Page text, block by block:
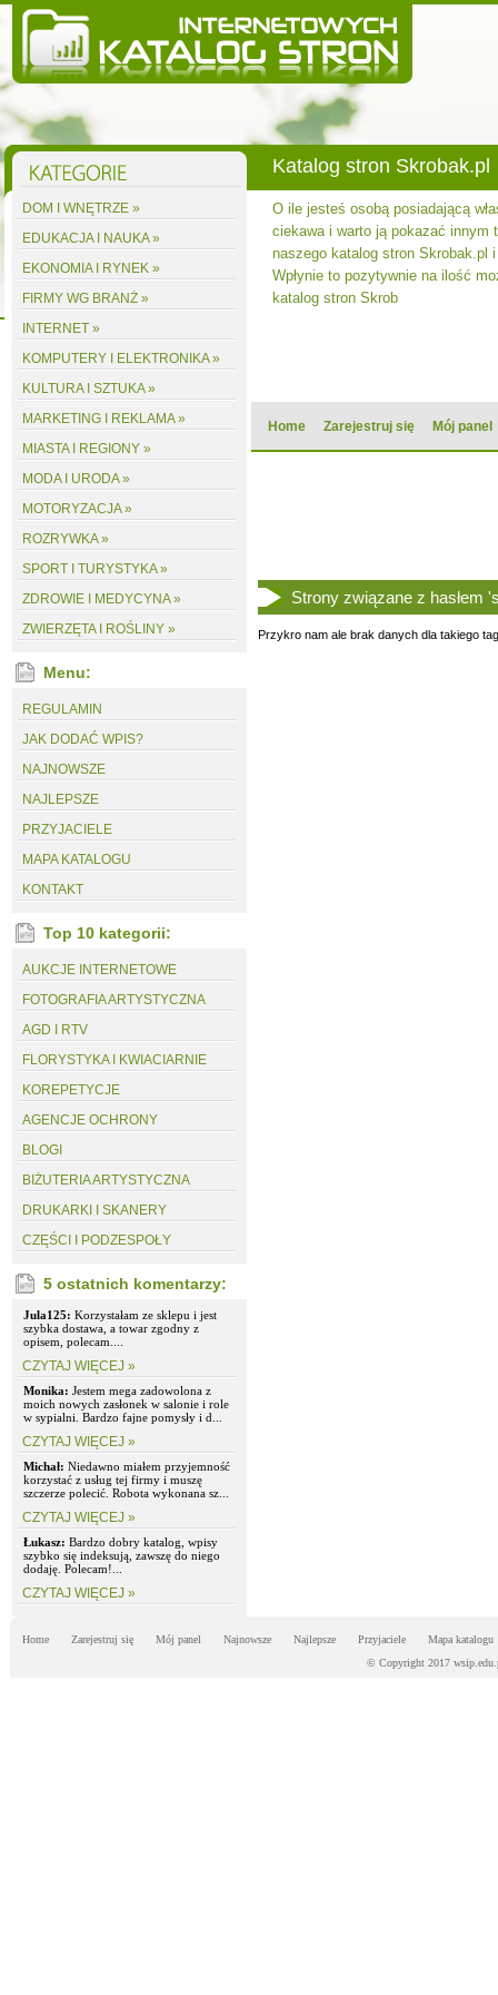
Katalog stron Skrobak.pl
O ile jesteś osobą posiadającą
ciekawa i warto ją pokazać innym
naszego katalog stron Skrobak.pl
Wpłynie to pozytywnie na ilość
katalog stron Skrob
Home Zarejestruj się Mój panel
DOM I WNĘTRZE »
EDUKACJA I NAUKA »
EKONOMIA I RYNEK »
FIRMY WG BRANŻ »
INTERNET »
KOMPUTERY I ELEKTRONIKA »
KULTURA I SZTUKA »
MARKETING I REKLAMA »
MIASTA I REGIONY »
MODA I URODA »
MOTORYZACJA »
ROZRYWKA »
SPORT I TURYSTYKA »
ZDROWIE I MEDYCYNA »
ZWIERZĘTA I ROŚLINY »
Menu:
REGULAMIN
JAK DODAĆ WPIS?
NAJNOWSZE
NAJLEPSZE
PRZYJACIELE
MAPA KATALOGU
KONTAKT
Top 10 kategorii:
AUKCJE INTERNETOWE
FOTOGRAFIA ARTYSTYCZNA
AGD I RTV
FLORYSTYKA I KWIACIARNIE
KOREPETYCJE
AGENCJE OCHRONY
BLOGI
BIŻUTERIA ARTYSTYCZNA
DRUKARKI I SKANERY
CZĘŚCI I PODZESPOŁY
5 ostatnich komentarzy:
Jula125: Korzystałam ze sklepu i jest
szybka dostawa, a towar zgodny z
opisem, polecam....
CZYTAJ WIĘCEJ »
Monika: Jestem mega zadowolona z
moich nowych zasłonek w salonie i role
w sypialni. Bardzo fajne pomysły i d...
CZYTAJ WIĘCEJ »
Michał: Niedawno miałem przyjemność
korzystać z usług tej firmy i muszę
szczerze polecić. Robota wykonana sz...
CZYTAJ WIĘCEJ »
Łukasz: Bardzo dobry katalog, wpisy
szybko się indeksują, zawszę do niego
dodaję. Polecam!...
CZYTAJ WIĘCEJ »
Strony związane z hasłem
Przykro nam ale brak danych dla takiego
Home Zarejestruj się Mój panel Najnowsze Najlepsze Przyjaciele
Mapa katalogu
© Copyright 2017